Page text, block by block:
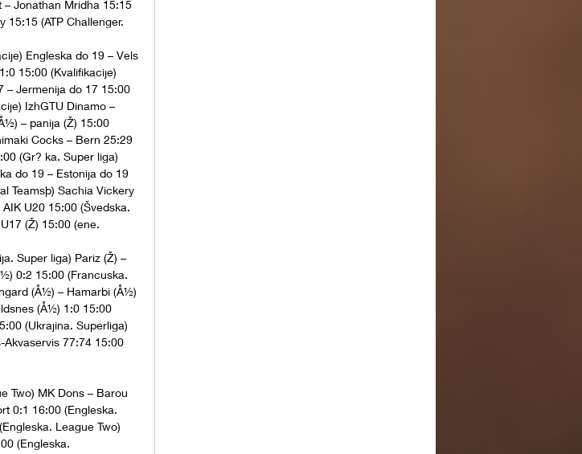
– Jonathan Mridha 15:15
15:15 (ATP Challenger.
Engleska do 19 – Vels
15:00 (Kvalifikacije)
– Jermenija do 17 15:00
IzhGTU Dinamo –
– panija (Ž) 15:00
Cocks – Bern 25:29
(Gr? ka. Super liga)
do 19 – Estonija do 19
Teamsþ) Sachia Vickery
U20 15:00 (Švedska.
(Ž) 15:00 (ene.
Super liga) Pariz (Ž) –
0:2 15:00 (Francuska.
(Å½) – Hamarbi (Å½)
(Å½) 1:0 15:00
(Ukrajina. Superliga)
Akvaservis 77:74 15:00
Two) MK Dons – Barou
0:1 16:00 (Engleska.
League Two)
(Engleska.